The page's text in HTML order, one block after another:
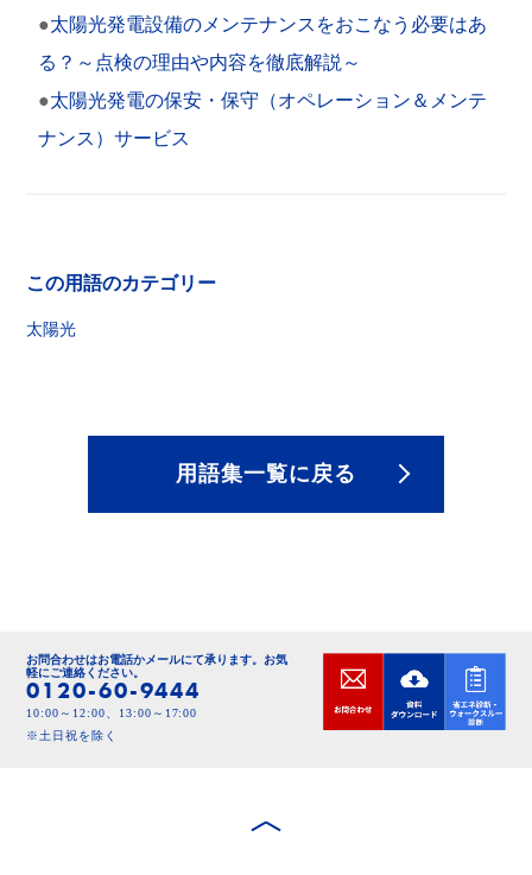
●太陽光発電設備のメンテナンスをおこなう必要はあ
る？～点検の理由や内容を徹底解説～
●太陽光発電の保安・保守（オペレーション＆メンテ
ナンス）サービス
この用語のカテゴリー
太陽光
用語集一覧に戻る
お問合わせはお電話かメールにて承ります。 お気
軽にご連絡ください。
0120-60-9444
10:00～12:00、13:00～17:00
※土日祝を除く